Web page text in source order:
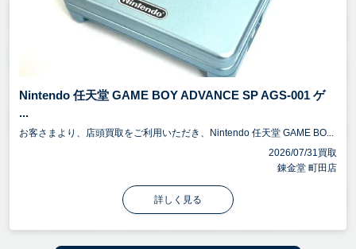
Nintendo 任天堂 GAME BOY ADVANCE SP AGS-001 ゲ
...
お客さまより、店頭買取をご利用いただき、Nintendo 任天堂 GAME BO...
2026/07/31買取
錬金堂 町田店
詳しく見る